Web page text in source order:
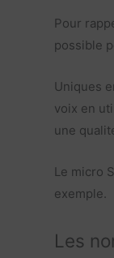
Pour
possible
Uniques
voix en
une
Le micro
exemple.
Les